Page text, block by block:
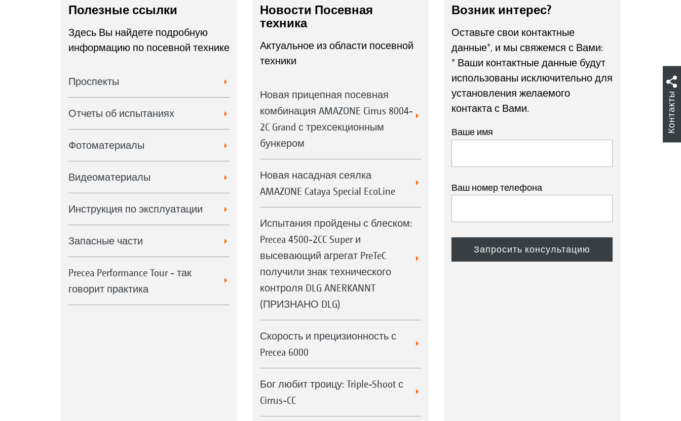
Полезные ссылки
Здесь Вы найдете подробную
информацию по посевной технике
Проспекты
Отчеты об испытаниях
Фотоматериалы
Видеоматериалы
Инструкция по эксплуатации
Запасные части
Precea Performance Tour - так
говорит практика
Новости Посевная
техника
Актуальное из области посевной
техники
Новая прицепная посевная
комбинация AMAZONE Cirrus 8004-
2C Grand с трехсекционным
бункером
Новая насадная сеялка
AMAZONE Cataya Special EcoLine
Испытания пройдены с блеском:
Precea 4500-2CC Super и
высевающий агрегат PreTeC
получили знак технического
контроля DLG ANERKANNT
(ПРИЗНАНО DLG)
Скорость и прецизионность с
Precea 6000
Бог любит троицу: Triple-Shoot с
Cirrus-CC
Возник интерес?
Оставьте свои контактные
данные*, и мы свяжемся с Вами:
* Ваши контактные данные будут
использованы исключительно для
установления желаемого
контакта с Вами.
Ваше имя
Ваш номер телефона
Контакты